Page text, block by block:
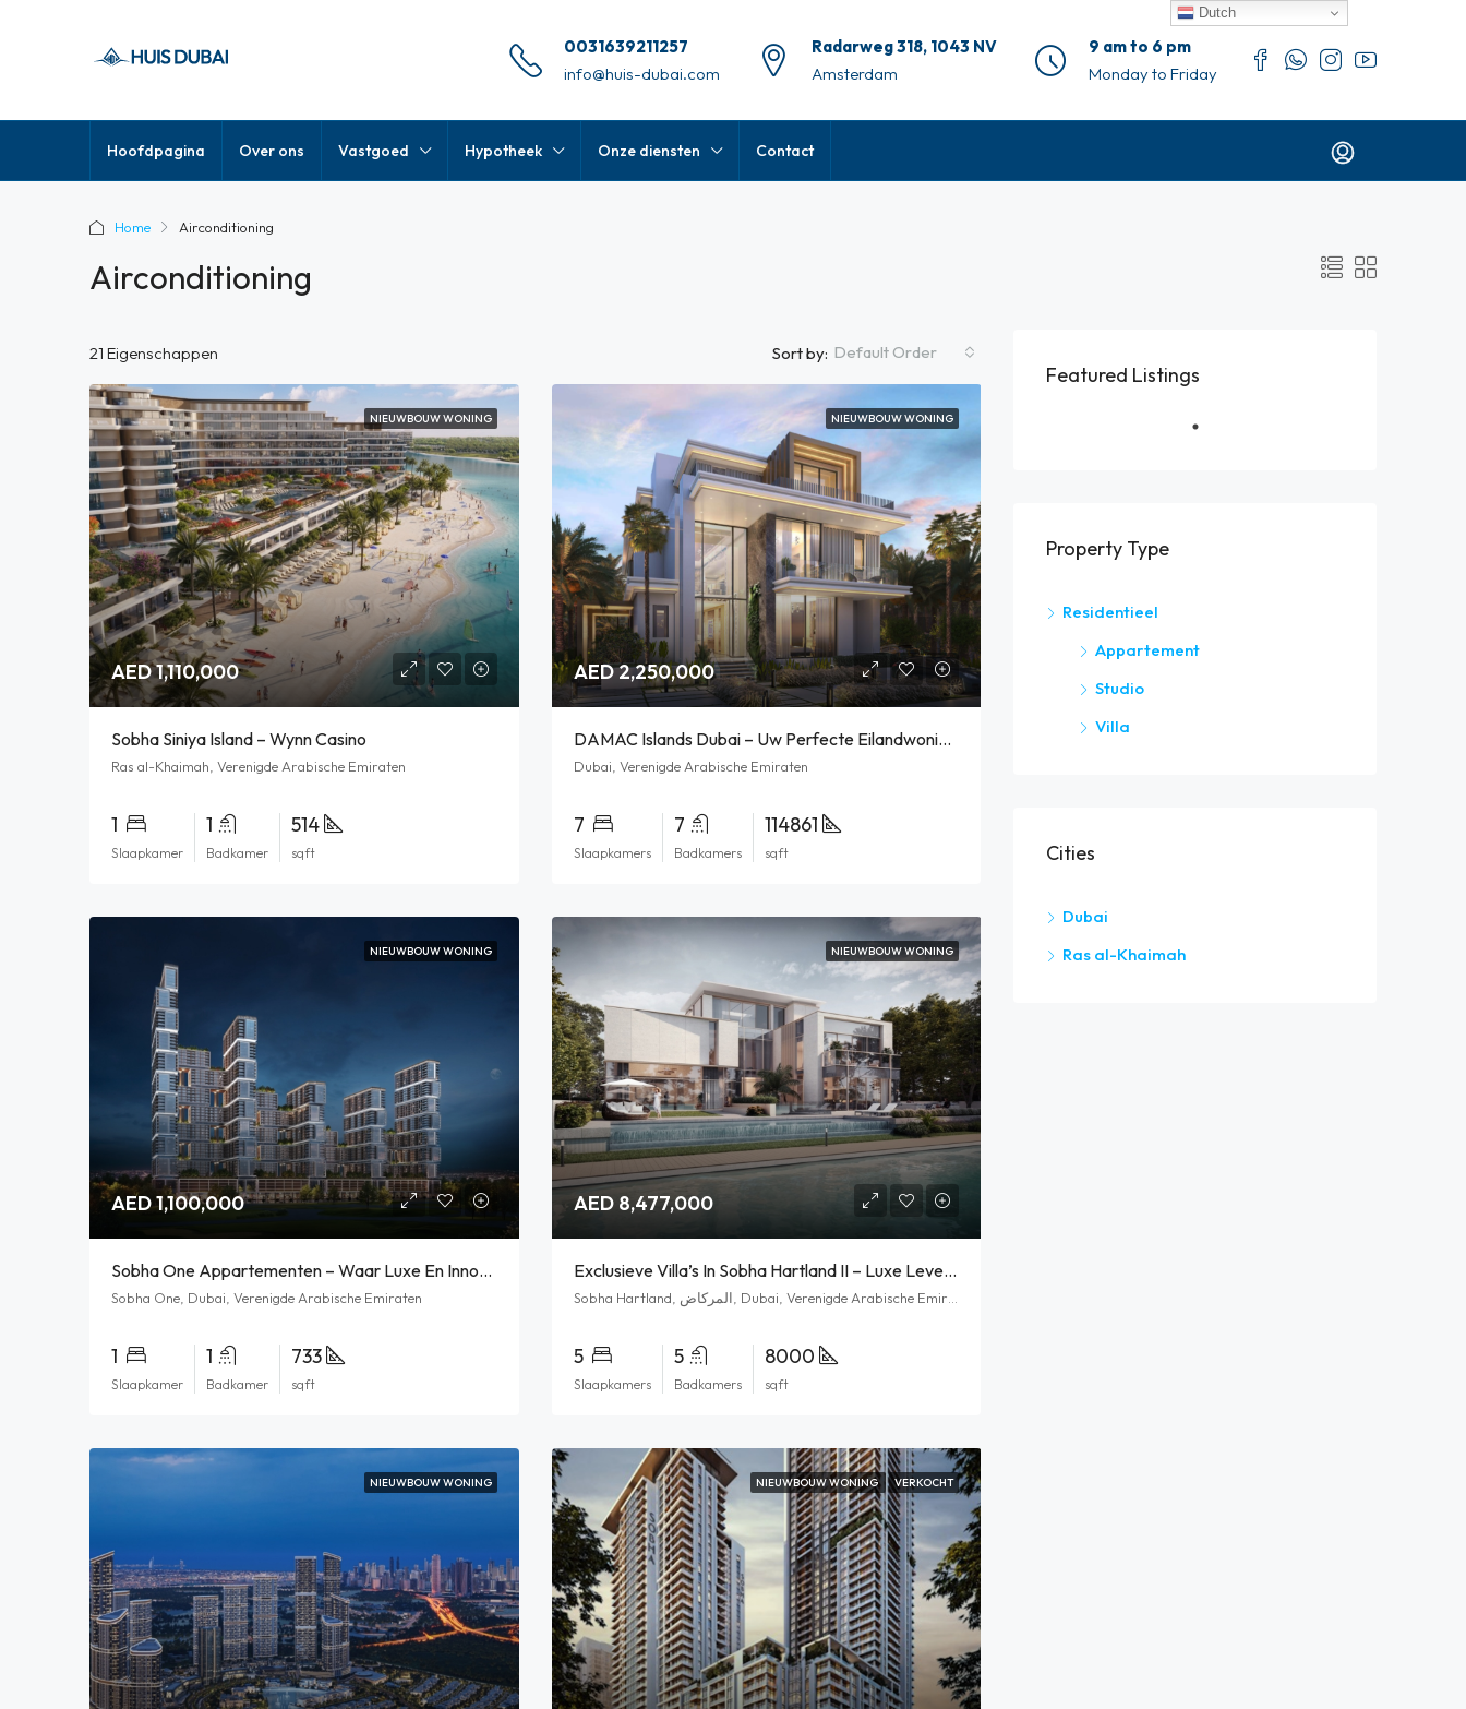
0031639211257
info@huis-dubai.com
Radarweg 318, 1043 NV
Amsterdam
9 am to 6 pm
Monday to Friday
Hoofdpagina Over ons Vastgoed Hypotheek Onze diensten Contact
Home Airconditioning
Airconditioning
21 Eigenschappen Sort by: Default Order
NIEUWBOUW WONING
AED 1,110,000
Sobha Siniya Island – Wynn Casino
Ras al-Khaimah, Verenigde Arabische Emiraten
1
Slaapkamer
1
Badkamer
514
sqft
NIEUWBOUW WONING
AED 2,250,000
DAMAC Islands Dubai – Uw Perfecte Eilandwoning In Dubai
Dubai, Verenigde Arabische Emiraten
7
Slaapkamers
7
Badkamers
114861
sqft
NIEUWBOUW WONING
AED 1,100,000
Sobha One Appartementen – Waar Luxe En Innovatie Samenkomen
Sobha One, Dubai, Verenigde Arabische Emiraten
1
Slaapkamer
1
Badkamer
733
sqft
NIEUWBOUW WONING
AED 8,477,000
Exclusieve Villa’s In Sobha Hartland II – Luxe Leven In Het Hart Van Dubai
5
Slaapkamers
5
Badkamers
8000
sqft
NIEUWBOUW WONING NIEUWBOUW WONING VERKOCHT
Featured Listings
Property Type
Residentieel
Appartement
Studio
Villa
Cities
Dubai
Ras al-Khaimah
Dutch